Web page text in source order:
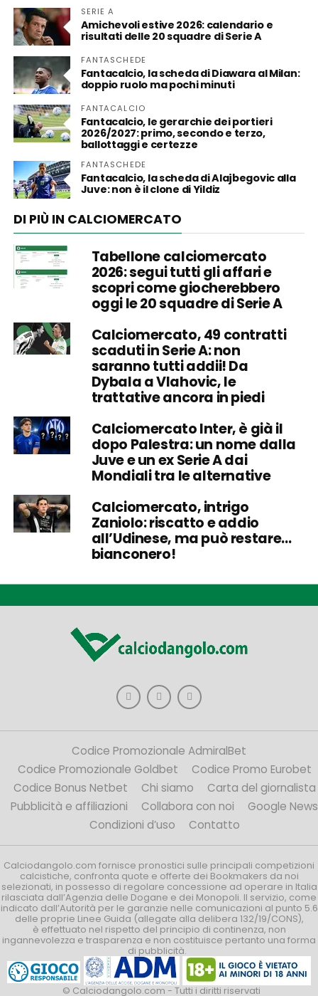
SERIE A
Amichevoli estive 2026: calendario e
risultati delle 20 squadre di Serie A
FANTASCHEDE
Fantacalcio, la scheda di Diawara al Milan:
doppio ruolo ma pochi minuti
FANTACALCIO
Fantacalcio, le gerarchie dei portieri
2026/2027: primo, secondo e terzo,
ballottaggi e certezze
FANTASCHEDE
Fantacalcio, la scheda di Alajbegovic alla
Juve: non è il clone di Yildiz
DI PIÙ IN CALCIOMERCATO
Tabellone calciomercato
2026: segui tutti gli affari e
scopri come giocherebbero
oggi le 20 squadre di Serie A
Calciomercato, 49 contratti
scaduti in Serie A: non
saranno tutti addii! Da
Dybala a Vlahovic, le
trattative ancora in piedi
Calciomercato Inter, è già il
dopo Palestra: un nome dalla
Juve e un ex Serie A dai
Mondiali tra le alternative
Calciomercato, intrigo
Zaniolo: riscatto e addio
all’Udinese, ma può restare…
bianconero!
Codice Promozionale AdmiralBet
Codice Promozionale Goldbet
Codice Promo Eurobet
Codice Bonus Netbet
Chi siamo
Carta del giornalista
Pubblicità e affiliazioni
Collabora con noi
Google News
Condizioni d’uso
Contatto
Calciodangolo.com fornisce pronostici sulle principali competizioni
calcistiche, confronta quote e offerte dei Bookmakers da noi
selezionati, in possesso di regolare concessione ad operare in Italia
rilasciata dall’Agenzia delle Dogane e dei Monopoli. Il servizio, come
indicato dall’Autorità per le garanzie nelle comunicazioni al punto 5.6
delle proprie Linee Guida (allegate alla delibera 132/19/CONS),
è effettuato nel rispetto del principio di continenza, non
ingannevolezza e trasparenza e non costituisce pertanto una forma
di pubblicità.
© Calciodangolo.com - Tutti i diritti riservati